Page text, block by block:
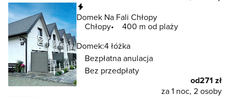
Domek Na Fali Chłopy
Chłopy
400 m od plaży
Domek:4 łóżka
Bezpłatna anulacja
Bez przedpłaty
od271 zł
za 1 noc, 2 osoby